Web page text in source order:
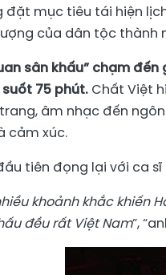
đặt mục tiêu tái hiện
của dân tộc thành
sân khấu” chạm
75 phút. Chất Việt
âm nhạc đến
cảm xúc.
tiên đọng lại với ca sĩ
khoảnh khắc khiến
đều rất Việt Nam”,